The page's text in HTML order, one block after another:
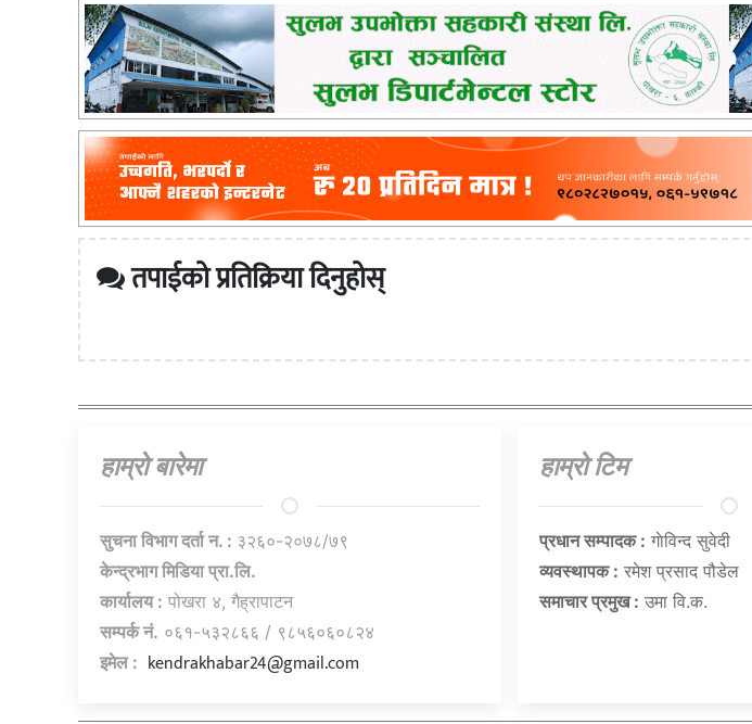
तपाईको प्रतिक्रिया दिनुहोस्
हाम्राे बारेमा
सुचना विभाग दर्ता न. : ३२६०-२०७८/७९
केन्द्रभाग मिडिया प्रा.लि.
कार्यालय : पोखरा ४, गैह्रापाटन
सम्पर्क नं. ०६१-५३२८६६ / ९८५६०६०८२४
इमेल : kendrakhabar24@gmail.com
हाम्राे टिम
प्रधान सम्पादक : गाेविन्द सुवेदी
व्यवस्थापक : रमेश प्रसाद पौडेल
समाचार प्रमुख : उमा वि.क.